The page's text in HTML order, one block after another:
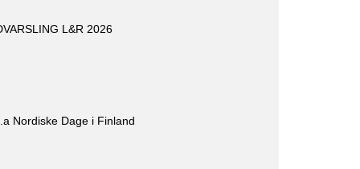
L&R 2026
Nordiske Dage i Finland